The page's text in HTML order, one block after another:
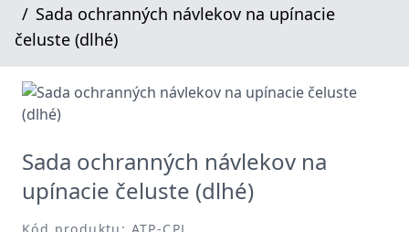
Sada ochranných návlekov na upínacie
čeluste (dlhé)
Sada ochranných návlekov na
upínacie čeluste (dlhé)